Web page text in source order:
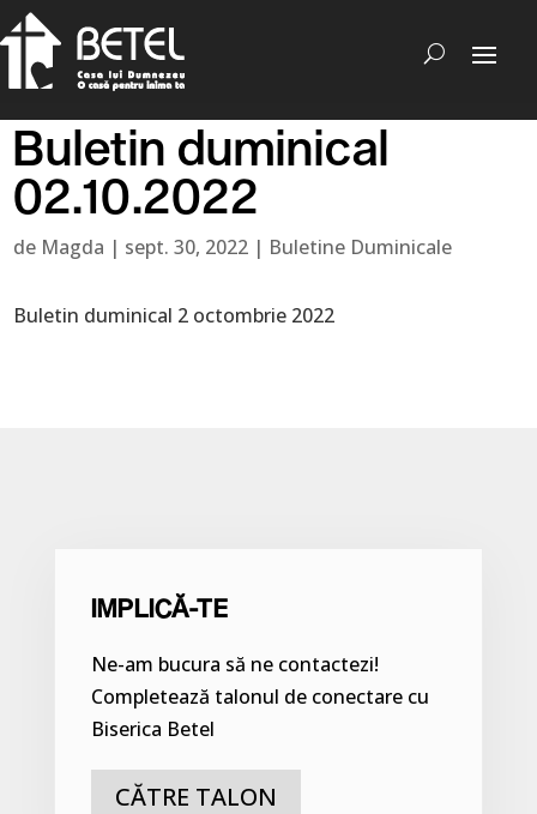
Buletin duminical
02.10.2022
de Magda | sept. 30, 2022 | Buletine Duminicale
Buletin duminical 2 octombrie 2022
IMPLICĂ-TE
Ne-am bucura să ne contactezi!
Completează talonul de conectare cu
Biserica Betel
CĂTRE TALON